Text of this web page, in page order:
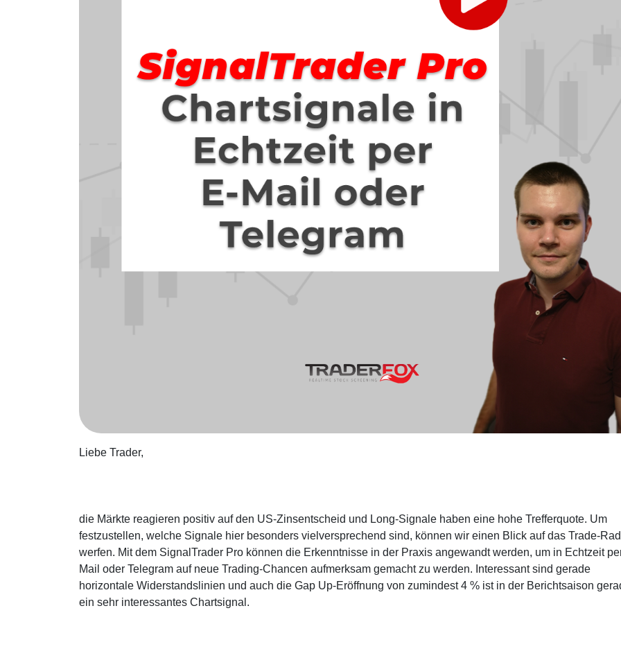
Liebe Trader,
die Märkte reagieren positiv auf den US-Zinsentscheid und Long-Signale haben eine hohe Trefferquote. Um
festzustellen, welche Signale hier besonders vielversprechend sind, können wir einen Blick auf das Trade-
werfen. Mit dem SignalTrader Pro können die Erkenntnisse in der Praxis angewandt werden, um in Echtzeit
Mail oder Telegram auf neue Trading-Chancen aufmerksam gemacht zu werden. Interessant sind gerade
horizontale Widerstandslinien und auch die Gap Up-Eröffnung von zumindest 4 % ist in der Berichtsaison
ein sehr interessantes Chartsignal.